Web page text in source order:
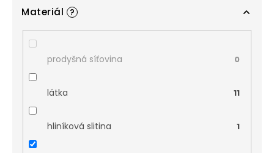
Materiál ?
prodyšná síťovina 0
látka 11
hliníková slitina 1